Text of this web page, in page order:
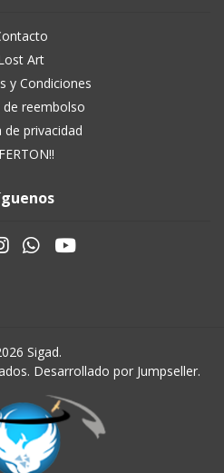
Art
y Condiciones
de reembolso
de privacidad
Sigad.
Desarrollado por Jumpseller.